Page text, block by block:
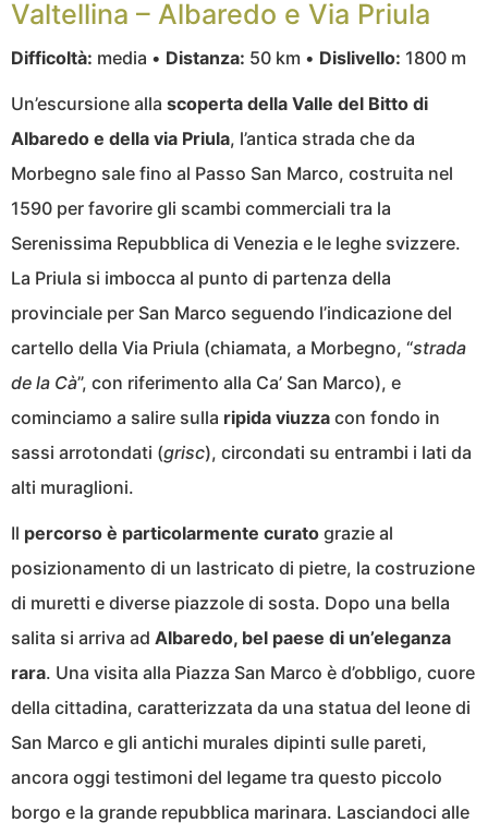
Valtellina – Albaredo e Via Priula
Difficoltà: media • Distanza: 50 km • Dislivello: 1800 m
Un’escursione alla scoperta della Valle del Bitto di
Albaredo e della via Priula, l’antica strada che da
Morbegno sale fino al Passo San Marco, costruita nel
1590 per favorire gli scambi commerciali tra la
Serenissima Repubblica di Venezia e le leghe svizzere.
La Priula si imbocca al punto di partenza della
provinciale per San Marco seguendo l’indicazione del
cartello della Via Priula (chiamata, a Morbegno, “strada
de la Cà”, con riferimento alla Ca’ San Marco), e
cominciamo a salire sulla ripida viuzza con fondo in
sassi arrotondati (grisc), circondati su entrambi i lati da
alti muraglioni.
Il percorso è particolarmente curato grazie al
posizionamento di un lastricato di pietre, la costruzione
di muretti e diverse piazzole di sosta. Dopo una bella
salita si arriva ad Albaredo, bel paese di un’eleganza
rara. Una visita alla Piazza San Marco è d’obbligo, cuore
della cittadina, caratterizzata da una statua del leone di
San Marco e gli antichi murales dipinti sulle pareti,
ancora oggi testimoni del legame tra questo piccolo
borgo e la grande repubblica marinara. Lasciandoci alle